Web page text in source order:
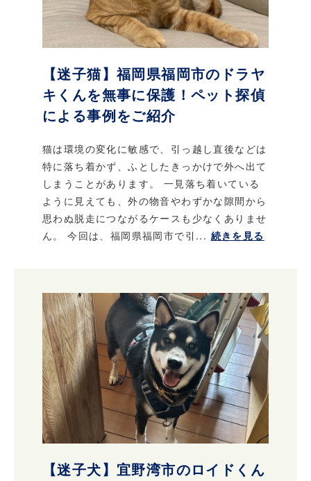
【迷子猫】福岡県福岡市のドラヤ
キくんを無事に保護！ペット探偵
による事例をご紹介
猫は環境の変化に敏感で、引っ越し直後などは
特に落ち着かず、ふとしたきっかけで外へ出て
しまうことがあります。 一見落ち着いている
ように見えても、外の物音やわずかな隙間から
思わぬ脱走につながるケースも少なくありませ
ん。 今回は、福岡県福岡市で引... 続きを見る
【迷子犬】宜野湾市のロイドくん